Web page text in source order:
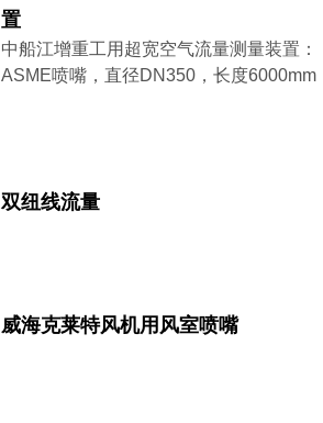
置
中船江增重工用超宽空气流量测量装置：
ASME喷嘴，直径DN350，长度6000mm
双纽线流量
威海克莱特风机用风室喷嘴